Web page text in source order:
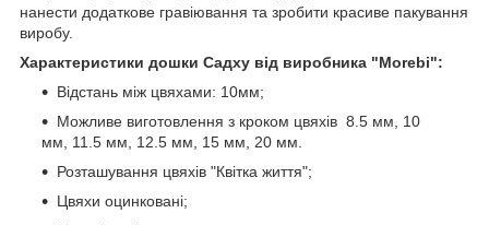
нанести додаткове гравіювання та зробити красиве пакування
виробу.
Характеристики дошки Садху від виробника "Morebi":
Відстань між цвяхами: 10мм;
Можливе виготовлення з кроком цвяхів 8.5 мм, 10
мм, 11.5 мм, 12.5 мм, 15 мм, 20 мм.
Розташування цвяхів "Квітка життя";
Цвяхи оцинковані;